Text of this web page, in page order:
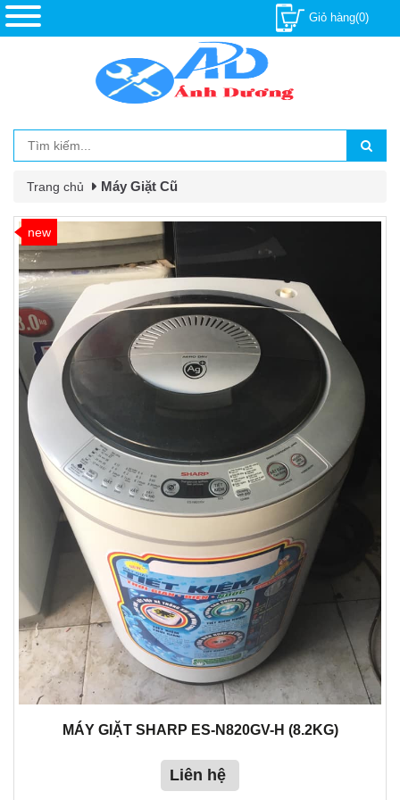
Giỏ hàng(0)
Trang chủ Máy Giặt Cũ
new
MÁY GIẶT SHARP ES-N820GV-H (8.2KG)
Liên hệ